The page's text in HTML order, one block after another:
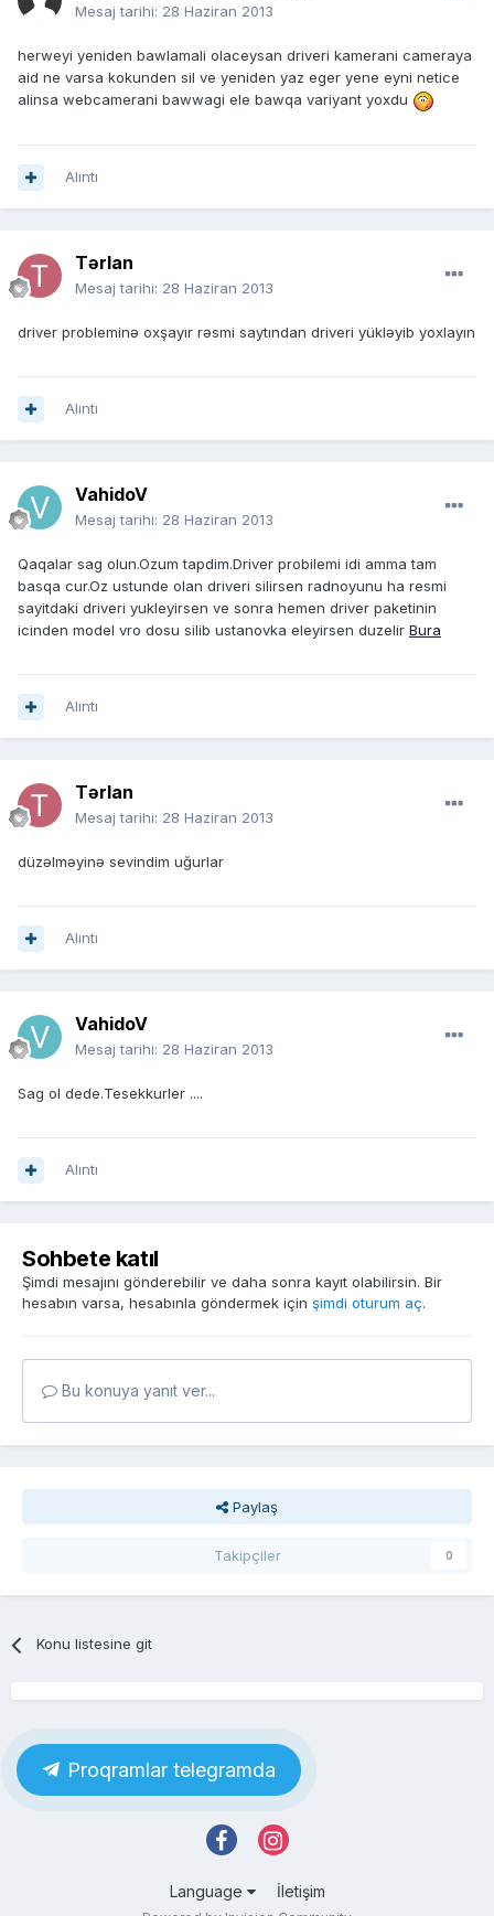
Mesaj tarihi: 28 Haziran 2013
herweyi yeniden bawlamali olaceysan driveri kamerani cameraya
aid ne varsa kokunden sil ve yeniden yaz eger yene eyni netice
alinsa webcamerani bawwagi ele bawqa variyant yoxdu
Alıntı
Tərlan
Mesaj tarihi: 28 Haziran 2013
driver probleminə oxşayır rəsmi saytından driveri yükləyib yoxlayın
Alıntı
VahidoV
Mesaj tarihi: 28 Haziran 2013
Qaqalar sag olun.Ozum tapdim.Driver probilemi idi amma tam
basqa cur.Oz ustunde olan driveri silirsen radnoyunu ha resmi
sayitdaki driveri yukleyirsen ve sonra hemen driver paketinin
icinden model vro dosu silib ustanovka eleyirsen duzelir Bura
Alıntı
Tərlan
Mesaj tarihi: 28 Haziran 2013
düzəlməyinə sevindim uğurlar
Alıntı
VahidoV
Mesaj tarihi: 28 Haziran 2013
Sag ol dede.Tesekkurler ....
Alıntı
Sohbete katıl
Şimdi mesajını gönderebilir ve daha sonra kayıt olabilirsin. Bir
hesabın varsa, hesabınla göndermek için şimdi oturum aç.
Bu konuya yanıt ver...
Paylaş
Takipçiler 0
Konu listesine git
Proqramlar telegramda
Language İletişim